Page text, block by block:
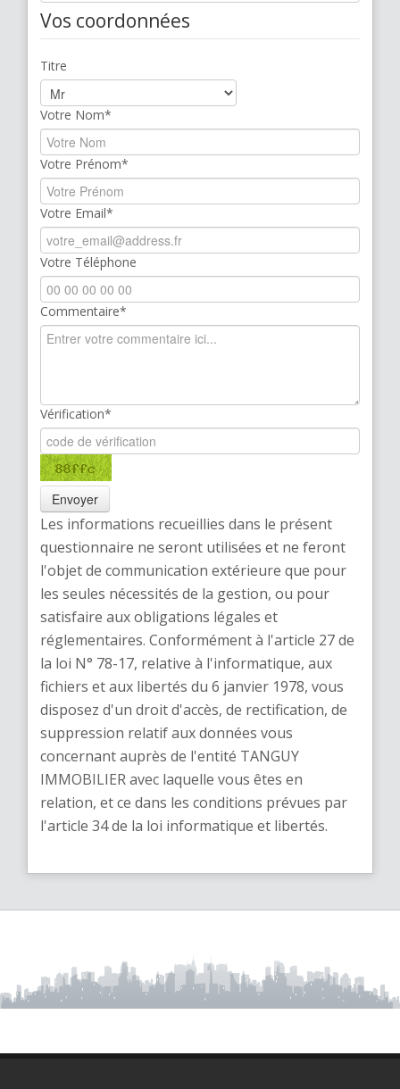
Vos coordonnées
Titre
Votre Nom*
Votre Prénom*
Votre Email*
Votre Téléphone
Commentaire*
Vérification*
Les informations recueillies dans le présent
questionnaire ne seront utilisées et ne feront
l'objet de communication extérieure que pour
les seules nécessités de la gestion, ou pour
satisfaire aux obligations légales et
réglementaires. Conformément à l'article 27 de
la loi N° 78-17, relative à l'informatique, aux
fichiers et aux libertés du 6 janvier 1978, vous
disposez d'un droit d'accès, de rectification, de
suppression relatif aux données vous
concernant auprès de l'entité TANGUY
IMMOBILIER avec laquelle vous êtes en
relation, et ce dans les conditions prévues par
l'article 34 de la loi informatique et libertés.